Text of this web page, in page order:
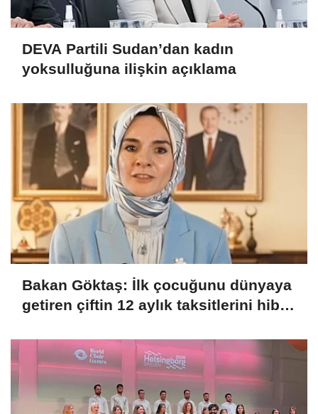
DEVA Partili Sudan’dan kadın
yoksulluğuna ilişkin açıklama
Bakan Göktaş: İlk çocuğunu dünyaya
getiren çiftin 12 aylık taksitlerini hibe